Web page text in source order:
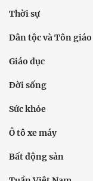
Thời sự
Dân tộc và Tôn giáo
Giáo dục
Đời sống
Sức khỏe
Ô tô xe máy
Bất động sản